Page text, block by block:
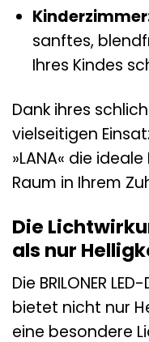
sanftes,
Ihres Kindes
Dank ihres
vielseitigen
»LANA« die
Raum in Ihrem
Die
als nur
Die BRILONER
bietet nicht nur
eine besondere